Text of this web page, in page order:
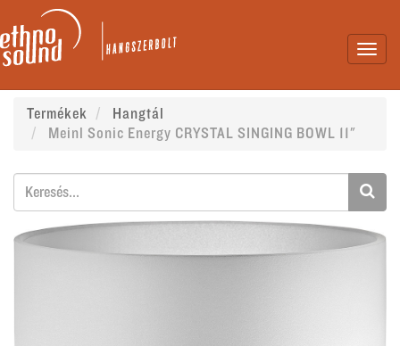
Termékek
Hangtál
Meinl Sonic Energy CRYSTAL SINGING BOWL 11"